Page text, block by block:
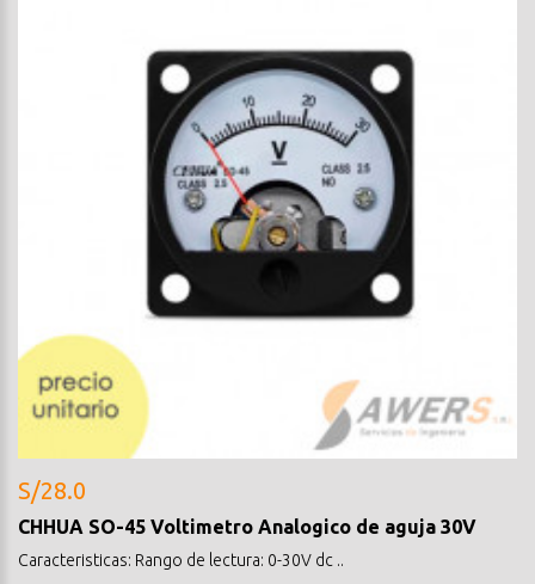
S/28.0
CHHUA SO-45 Voltimetro Analogico de aguja 30V
Caracteristicas: Rango de lectura: 0-30V dc ..